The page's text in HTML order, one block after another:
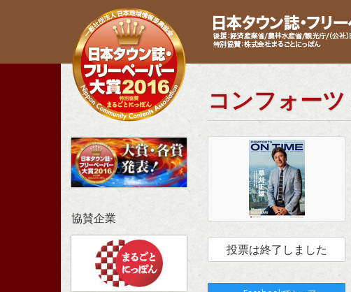
コンフォーツ
投票は終了しました
協賛企業